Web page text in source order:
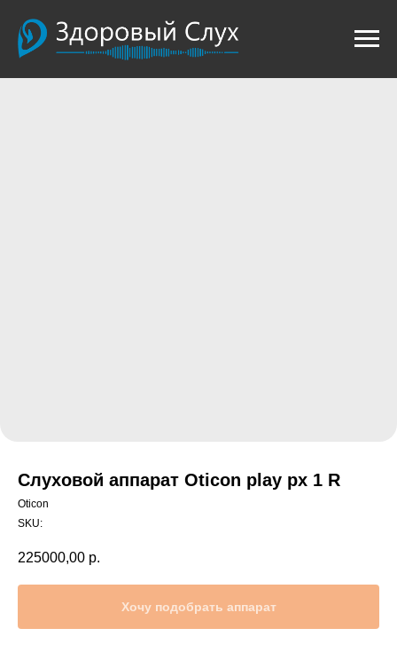
Слуховой аппарат Oticon play px 1 R
Oticon
SKU:
225000,00 р.
Хочу подобрать аппарат